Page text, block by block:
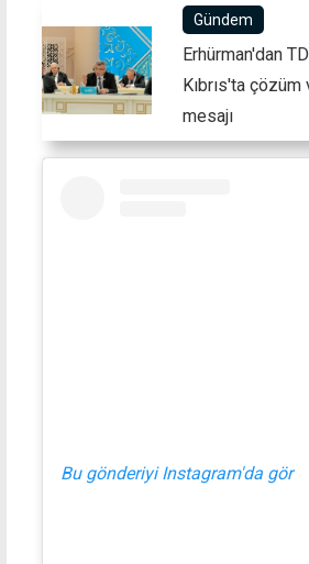
Gündem
Erhürman'dan
Kıbrıs'ta
mesajı
Bu gönderiyi Instagram'da gör